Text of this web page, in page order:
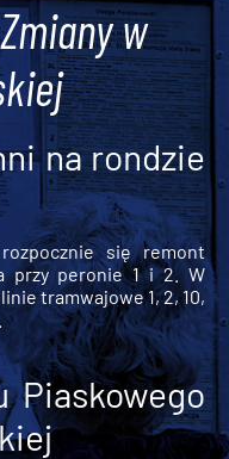
w
na rondzie
się remont
przy peronie 1 i 2. W
tramwajowe 1, 2, 10,
Piaskowego